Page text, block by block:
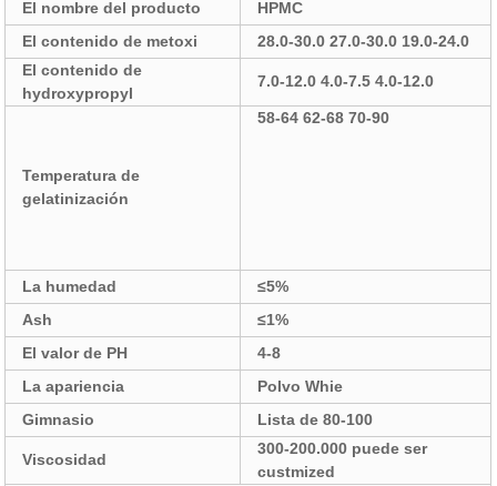
El nombre del producto
HPMC
El contenido de metoxi
28.0-30.0 27.0-30.0 19.0-24.0
El contenido de
hydroxypropyl
7.0-12.0 4.0-7.5 4.0-12.0
Temperatura de
gelatinización
58-64 62-68 70-90
La humedad
≤5%
Ash
≤1%
El valor de PH
4-8
La apariencia
Polvo Whie
Gimnasio
Lista de 80-100
Viscosidad
300-200.000 puede ser
custmized